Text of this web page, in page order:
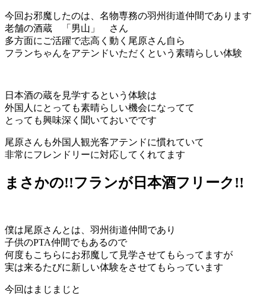
今回お邪魔したのは、名物専務の羽州街道仲間であります
老舗の酒蔵 「男山」 さん
多方面にご活躍で志高く動く尾原さん自ら
フランちゃんをアテンドいただくという素晴らしい体験
日本酒の蔵を見学するという体験は
外国人にとっても素晴らしい機会になってて
とっても興味深く聞いておいでです
尾原さんも外国人観光客アテンドに慣れていて
非常にフレンドリーに対応してくれてます
まさかの!!フランが日本酒フリーク!!
僕は尾原さんとは、羽州街道仲間であり
子供のPTA仲間でもあるので
何度もこちらにお邪魔して見学させてもらってますが
実は来るたびに新しい体験をさせてもらっています
今回はまじまじと